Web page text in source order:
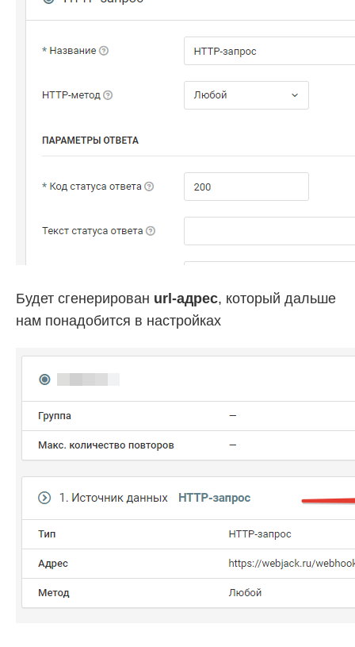
Будет сгенерирован url-адрес, который дальше
нам понадобится в настройках